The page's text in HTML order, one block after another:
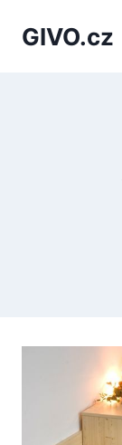
GIVO.cz